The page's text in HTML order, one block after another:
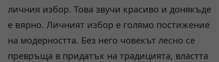
личния избор. Това звучи красиво и донякъде
е вярно. Личният избор е голямо постижение
на модерността. Без него човекът лесно се
превръща в придатък на традицията, властта